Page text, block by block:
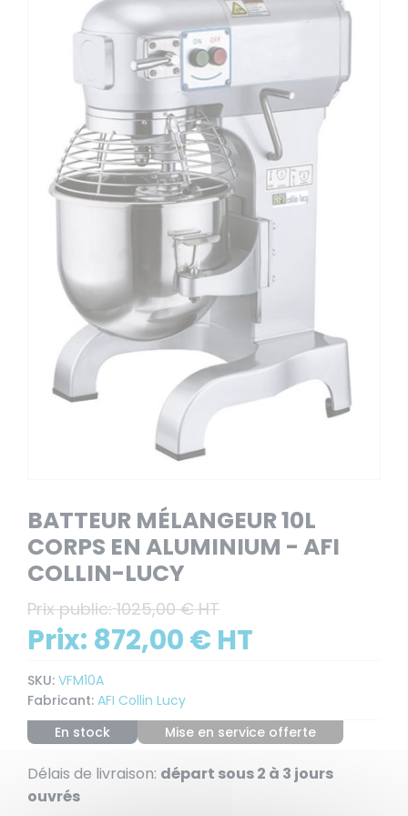
BATTEUR MÉLANGEUR 10L
CORPS EN ALUMINIUM - AFI
COLLIN-LUCY
Prix public: 1025,00 € HT
Prix: 872,00 € HT
SKU: VFM10A
Fabricant: AFI Collin Lucy
En stock
Mise en service offerte
Délais de livraison: départ sous 2 à 3 jours
ouvrés